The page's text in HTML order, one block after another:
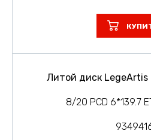
Литой диск LegeArtis
8/20 PCD 6*139.7